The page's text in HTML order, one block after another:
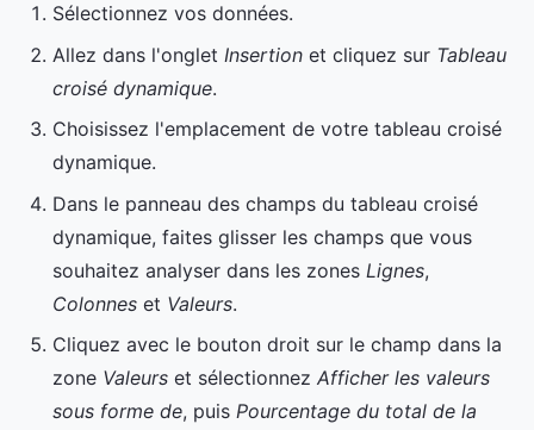
Sélectionnez vos données.
Allez dans l'onglet Insertion et cliquez sur Tableau
croisé dynamique.
Choisissez l'emplacement de votre tableau croisé
dynamique.
Dans le panneau des champs du tableau croisé
dynamique, faites glisser les champs que vous
souhaitez analyser dans les zones Lignes,
Colonnes et Valeurs.
Cliquez avec le bouton droit sur le champ dans la
zone Valeurs et sélectionnez Afficher les valeurs
sous forme de, puis Pourcentage du total de la